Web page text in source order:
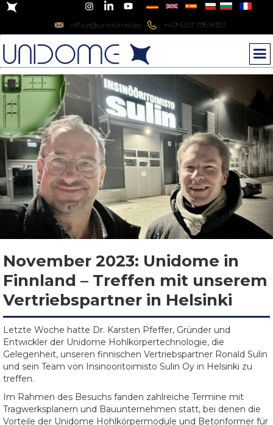
office@unidome.de +49 6123 795 8933
November 2023: Unidome in
Finnland – Treffen mit unserem
Vertriebspartner in Helsinki
Letzte Woche hatte Dr. Karsten Pfeffer, Gründer und
Entwickler der Unidome Hohlkörpertechnologie, die
Gelegenheit, unseren finnischen Vertriebspartner Ronald Sulin
und sein Team von Insinooritoimisto Sulin Oy in Helsinki zu
treffen.
Im Rahmen des Besuchs fanden zahlreiche Termine mit
Tragwerksplanern und Bauunternehmen statt, bei denen die
Vorteile der Unidome Hohlkörpermodule und Betonformer für